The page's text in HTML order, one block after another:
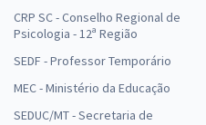
CRP SC - Conselho Regional de
Psicologia - 12ª Região
SEDF - Professor Temporário
MEC - Ministério da Educação
SEDUC/MT - Secretaria de